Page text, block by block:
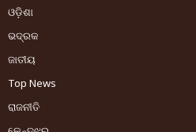
ଓଡ଼ିଶା
ଭଦ୍ରକ
ଜାତୀୟ
Top News
ରାଜନୀତି